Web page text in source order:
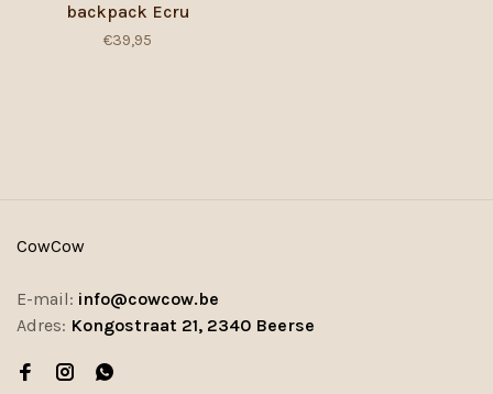
backpack Ecru
€39,95
CowCow
E-mail: info@cowcow.be
Adres: Kongostraat 21, 2340 Beerse